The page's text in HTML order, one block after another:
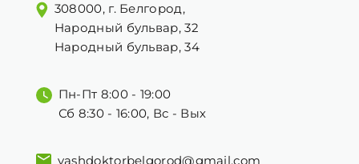
308000, г. Белгород,
Народный бульвар, 32
Народный бульвар, 34
Пн-Пт 8:00 - 19:00
Сб 8:30 - 16:00, Вс - Вых
vashdoktorbelgorod@gmail.com